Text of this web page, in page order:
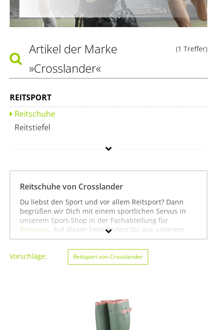
(1 Treffer)
Artikel der Marke
»Crosslander«
REITSPORT
Reitschuhe
Reitstiefel
Farbe
Reitschuhe von Crosslander
Du liebst den Sport und vor allem Reitsport? Dann
begrüßen wir Dich mit einem sportlichen Servus in
unserem Sport-Shop in der Fachabteilung für
Reitsport . Auf dieser Seite findest Du aus unserem
umfangreichen Sortiment alle Reitschuhe der Marke
Crosslander. Mit Hilfe der Filter am linken Seitenrand
kannst Du Dir auchReitschuhevon anderen Marken
anzeigen lassen. Alternativ kannst Du Dich auch auf
Hinweisen wünschen wir Dir viel Erfolg beim Suchen
und vor allem weiter viel Spaß und Erfolg beim
Vorschläge: Reitsport von Crosslander